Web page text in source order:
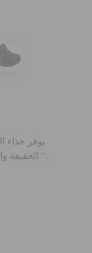
يوفر حذاء
الخفيفة والمتينة والتصميم كما تحتوي على فتحات تهوية وجيبيتز ™.